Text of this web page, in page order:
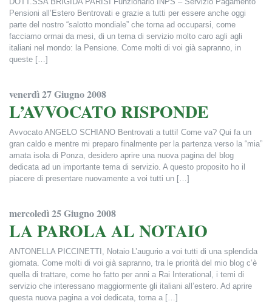
Pensioni all’Estero Bentrovati e grazie a tutti per essere anche oggi
parte del nostro “salotto mondiale” che torna ad occuparsi, come
facciamo ormai da mesi, di un tema di servizio molto caro agli agli
italiani nel mondo: la Pensione. Come molti di voi già sapranno, in
queste […]
venerdì 27 Giugno 2008
L’AVVOCATO RISPONDE
Avvocato ANGELO SCHIANO Bentrovati a tutti! Come va? Qui fa un
gran caldo e mentre mi preparo finalmente per la partenza verso la “mia”
amata isola di Ponza, desidero aprire una nuova pagina del blog
dedicata ad un importante tema di servizio. A questo proposito ho il
piacere di presentare nuovamente a voi tutti un […]
mercoledì 25 Giugno 2008
LA PAROLA AL NOTAIO
ANTONELLA PICCINETTI, Notaio L’augurio a voi tutti di una splendida
giornata. Come molti di voi già sapranno, tra le priorità del mio blog c’è
quella di trattare, come ho fatto per anni a Rai Interational, i temi di
servizio che interessano maggiormente gli italiani all’estero. Ad aprire
questa nuova pagina a voi dedicata, torna a […]